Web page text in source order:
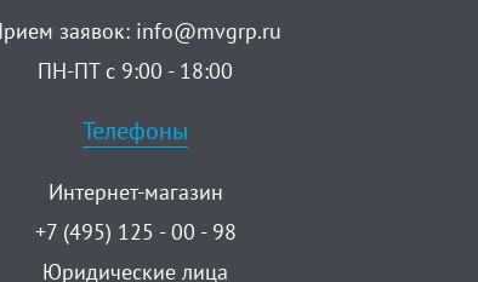
заявок: info@mvgrp.ru
ПН-ПТ с 9:00 - 18:00
Телефоны
Интернет-магазин
+7 (495) 125 - 00 - 98
Юридические лица